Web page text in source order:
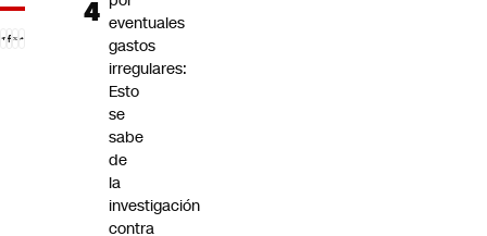
eventuales
gastos
irregulares:
Esto
se
sabe
de
la
investigación
contra